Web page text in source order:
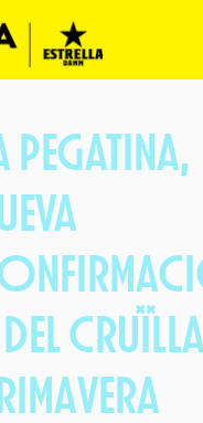
PEGATINA,
DEL